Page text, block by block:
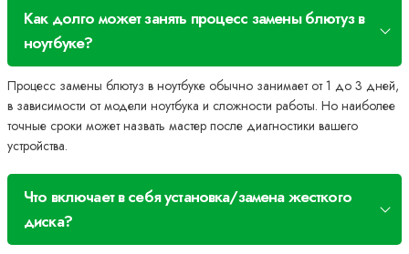
Как долго может занять процесс замены блютуз в
ноутбуке?
Процесс замены блютуз в ноутбуке обычно занимает от 1 до 3 дней,
в зависимости от модели ноутбука и сложности работы. Но наиболее
точные сроки может назвать мастер после диагностики вашего
устройства.
Что включает в себя установка/замена жесткого
диска?